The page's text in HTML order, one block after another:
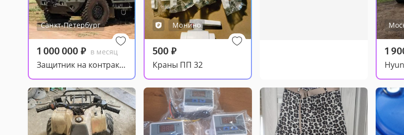
Санкт-Петербург
1 000 000 ₽ в месяц
Защитник на контракт СВО
Монино
500 ₽
Краны ПП 32
1